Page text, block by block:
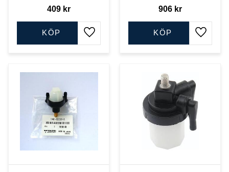
från nr 005922BC samt
409 kr
Lägg till i favoriter
KÖP
906 kr
Lägg
KÖP